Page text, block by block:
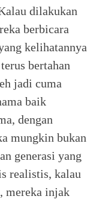
dilakukan
berbicara
kelihatannya
bertahan
jadi cuma
baik
dengan
mungkin bukan
generasi yang
realistis, kalau
mereka injak